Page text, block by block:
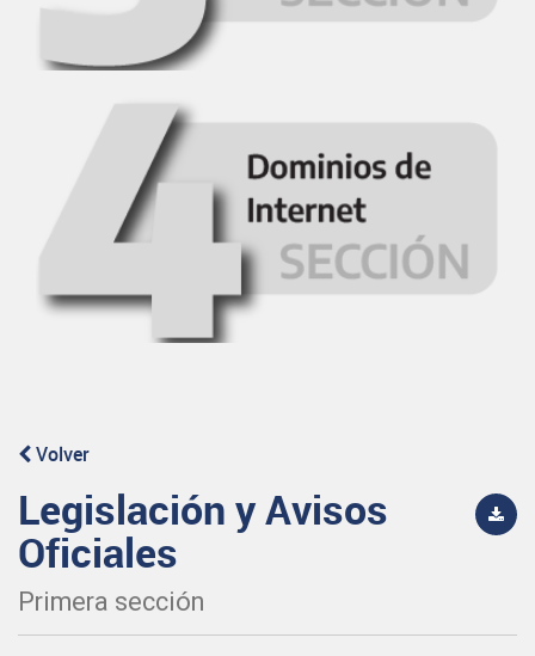
Volver
Legislación y Avisos
Oficiales
Primera sección